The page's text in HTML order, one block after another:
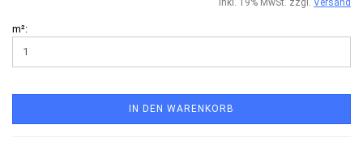
m²:
IN DEN WARENKORB